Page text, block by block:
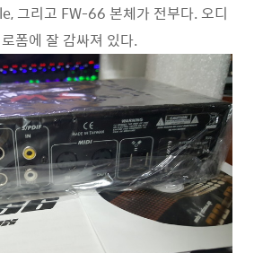
그리고 FW-66 본체가 전부다. 오디
폼에 잘 감싸져 있다.